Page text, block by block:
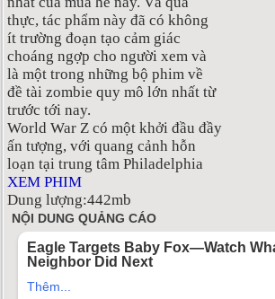
thực, tác phẩm này đã có không
ít trường đoạn tạo cảm giác
choáng ngợp cho người xem và
là một trong những bộ phim về
đề tài zombie quy mô lớn nhất từ
trước tới nay.
World War Z có một khởi đầu đầy
ấn tượng, với quang cảnh hỗn
loạn tại trung tâm Philadelphia
XEM PHIM
Dung lượng:442mb